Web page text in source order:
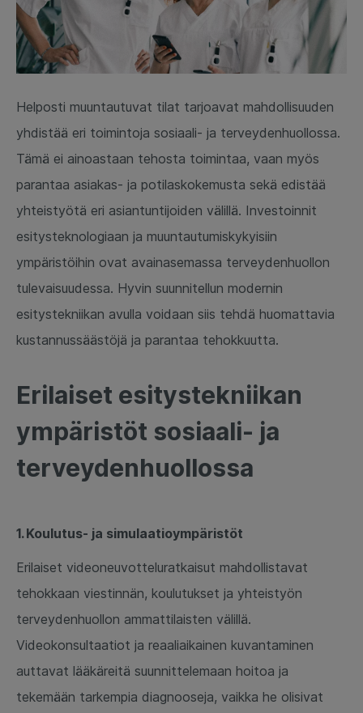
Helposti muuntautuvat tilat tarjoavat mahdollisuuden
yhdistää eri toimintoja sosiaali- ja terveydenhuollossa.
Tämä ei ainoastaan tehosta toimintaa, vaan myös
parantaa asiakas- ja potilaskokemusta sekä edistää
yhteistyötä eri asiantuntijoiden välillä. Investoinnit
esitysteknologiaan ja muuntautumiskykyisiin
ympäristöihin ovat avainasemassa terveydenhuollon
tulevaisuudessa. Hyvin suunnitellun modernin
esitystekniikan avulla voidaan siis tehdä huomattavia
kustannussäästöjä ja parantaa tehokkuutta.
Erilaiset esitystekniikan
ympäristöt sosiaali- ja
terveydenhuollossa
1. Koulutus- ja simulaatioympäristöt
Erilaiset videoneuvotteluratkaisut mahdollistavat
tehokkaan viestinnän, koulutukset ja yhteistyön
terveydenhuollon ammattilaisten välillä.
Videokonsultaatiot ja reaaliaikainen kuvantaminen
auttavat lääkäreitä suunnittelemaan hoitoa ja
tekemään tarkempia diagnooseja, vaikka he olisivat